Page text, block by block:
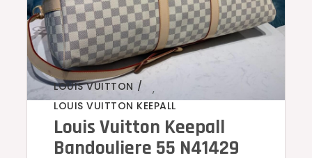
LOUIS VUITTON
,
LOUIS VUITTON KEEPALL
Louis Vuitton Keepall
Bandouliere 55 N41429